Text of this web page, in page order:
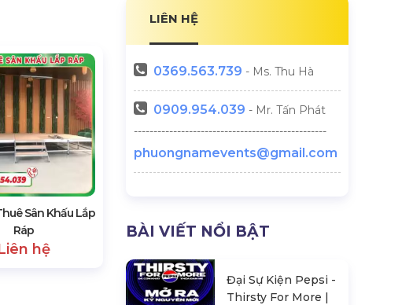
Sân Khấu Lắp
Ráp
hệ
LIÊN HỆ
0369.563.739 - Ms. Thu Hà
0909.954.039 - Mr. Tấn Phát
-------------------------------------------------
phuongnamevents@gmail.com
BÀI VIẾT NỔI BẬT
Đại Sự Kiện Pepsi -
Thirsty For More |